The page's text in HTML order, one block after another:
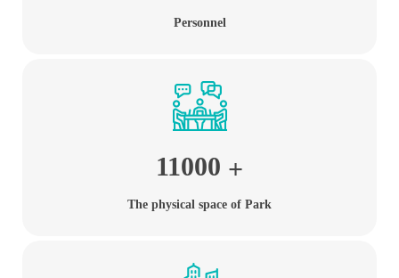
Personnel
11000 +
The physical space of Park